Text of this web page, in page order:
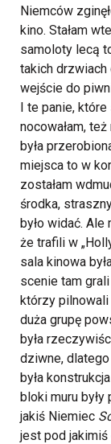
Niemców
kino. Stałam
samoloty lecą
takich drzwiach
wejście do
I te panie, które
nocowałam,
była
miejsca to w
zostałam
środka,
było widać. Ale
że trafili w
sala kinowa
scenie tam
którzy
duża grupę
była
dziwne, dlatego
była
bloki muru były
jakiś Niemiec
jest pod jakimiś